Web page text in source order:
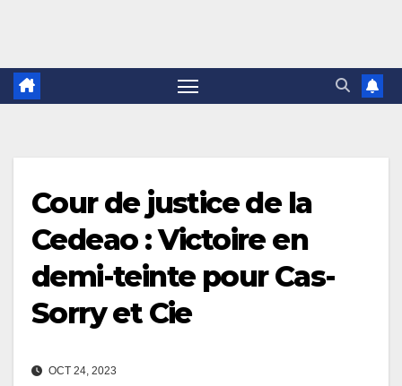
Cour de justice de la
Cedeao : Victoire en
demi-teinte pour Cas-
Sorry et Cie
OCT 24, 2023